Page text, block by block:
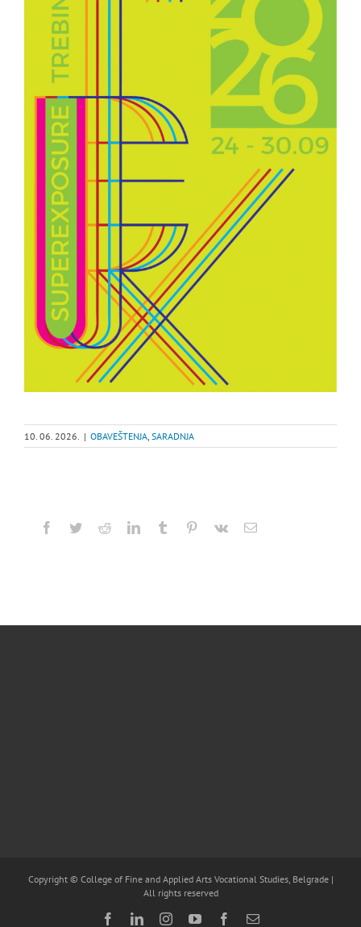
10. 06. 2026. | OBAVEŠTENJA SARADNJA
Facebook
TwitterRedditLinkedInTumblr Pinterest
Vk Email
Copyright © College of Fine and Applied Arts Vocational Studies, Belgrade |
All rights reserved
FacebookLinkedInInstagramYouTubeFacebook
Email